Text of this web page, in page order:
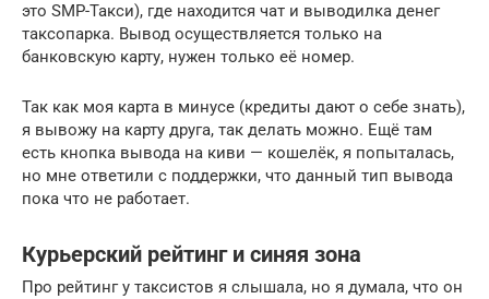
это SMP-Такси), где находится чат и выводилка денег
таксопарка. Вывод осуществляется только на
банковскую карту, нужен только её номер.
Так как моя карта в минусе (кредиты дают о себе знать),
я вывожу на карту друга, так делать можно. Ещё там
есть кнопка вывода на киви — кошелёк, я попыталась,
но мне ответили с поддержки, что данный тип вывода
пока что не работает.
Курьерский рейтинг и синяя зона
Про рейтинг у таксистов я слышала, но я думала, что он